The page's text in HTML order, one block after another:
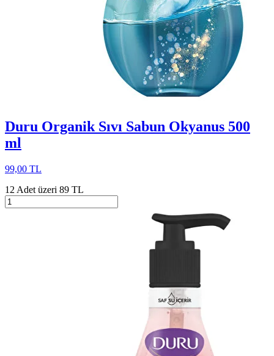
Duru Organik Sıvı Sabun Okyanus 500
ml
99,00 TL
12 Adet üzeri 89 TL